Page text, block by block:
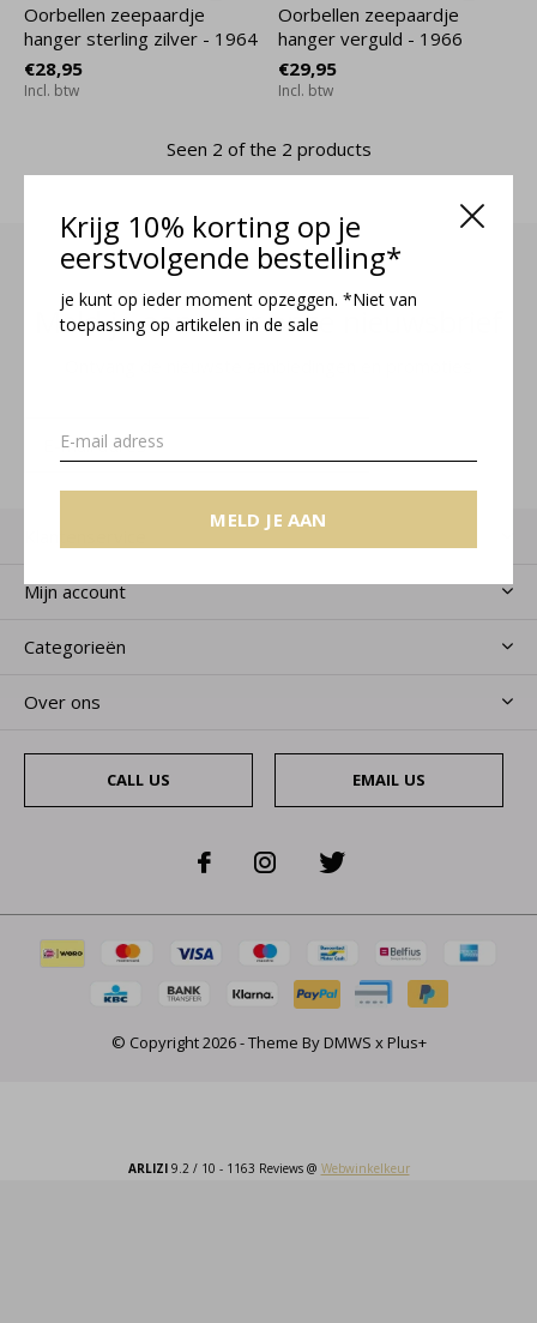
Krijg 10% korting op je
eerstvolgende bestelling*
je kunt op ieder moment opzeggen. *Niet van
toepassing op artikelen in de sale
MELD JE AAN
Oorbellen zeepaardje
hanger sterling zilver - 1964
€28,95
Incl. btw
Oorbellen zeepaardje
hanger verguld - 1966
€29,95
Incl. btw
Seen 2 of the 2 products
Meld je aan voor onze nieuwsbrief
Mijn account
Categorieën
Over ons
CALL US EMAIL US
© Copyright2026- Theme ByDMWS x Plus+
ARLIZI9.2 / 10 - 1163 Reviews @ Webwinkelkeur